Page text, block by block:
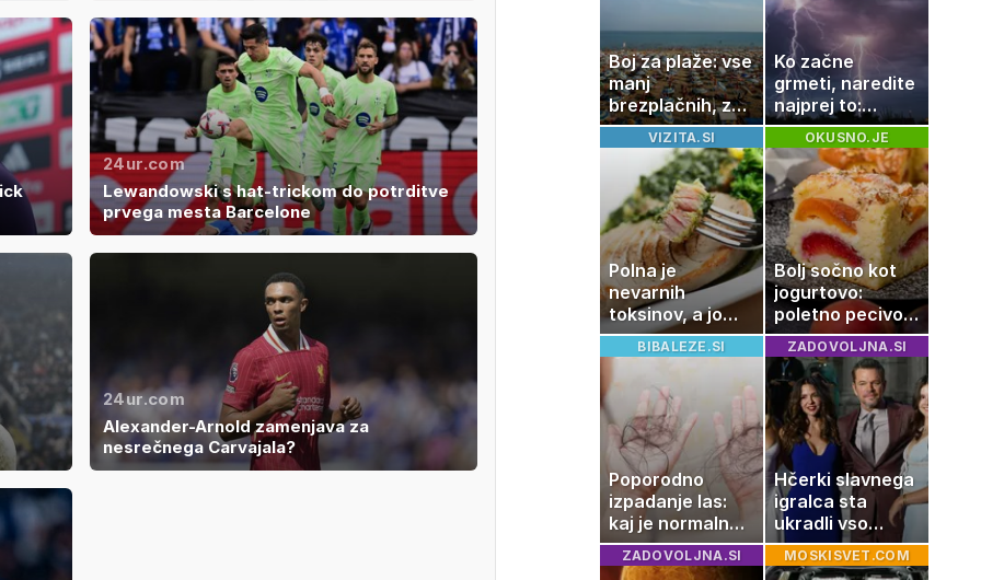
24ur.com
Lewandowski s hat-trickom do potrditve
prvega mesta Barcelone
24ur.com
Alexander-Arnold zamenjava za
nesrečnega Carvajala?
Boj za plaže: vse
manj
brezplačnih, za
ležalnik in
senčnik tudi več
kot 40 evrov
Ko začne
grmeti, naredite
najprej to:
strokovnjaki
opozarjajo na
pogosto napako
VIZITA.SI
Polna je
nevarnih
toksinov, a jo
imamo vsi radi:
to je najbolj
nezdrava riba, ki
jo mnogi redno
uživajo
OKUSNO.JE
Bolj sočno kot
jogurtovo:
poletno pecivo,
ki vedno uspe
BIBALEZE.SI
Poporodno
izpadanje las:
kaj je normalno
in kako si
pomagati
ZADOVOLJNA.SI
Hčerki slavnega
igralca sta
ukradli vso
pozornost
ZADOVOLJNA.SI MOSKISVET.COM